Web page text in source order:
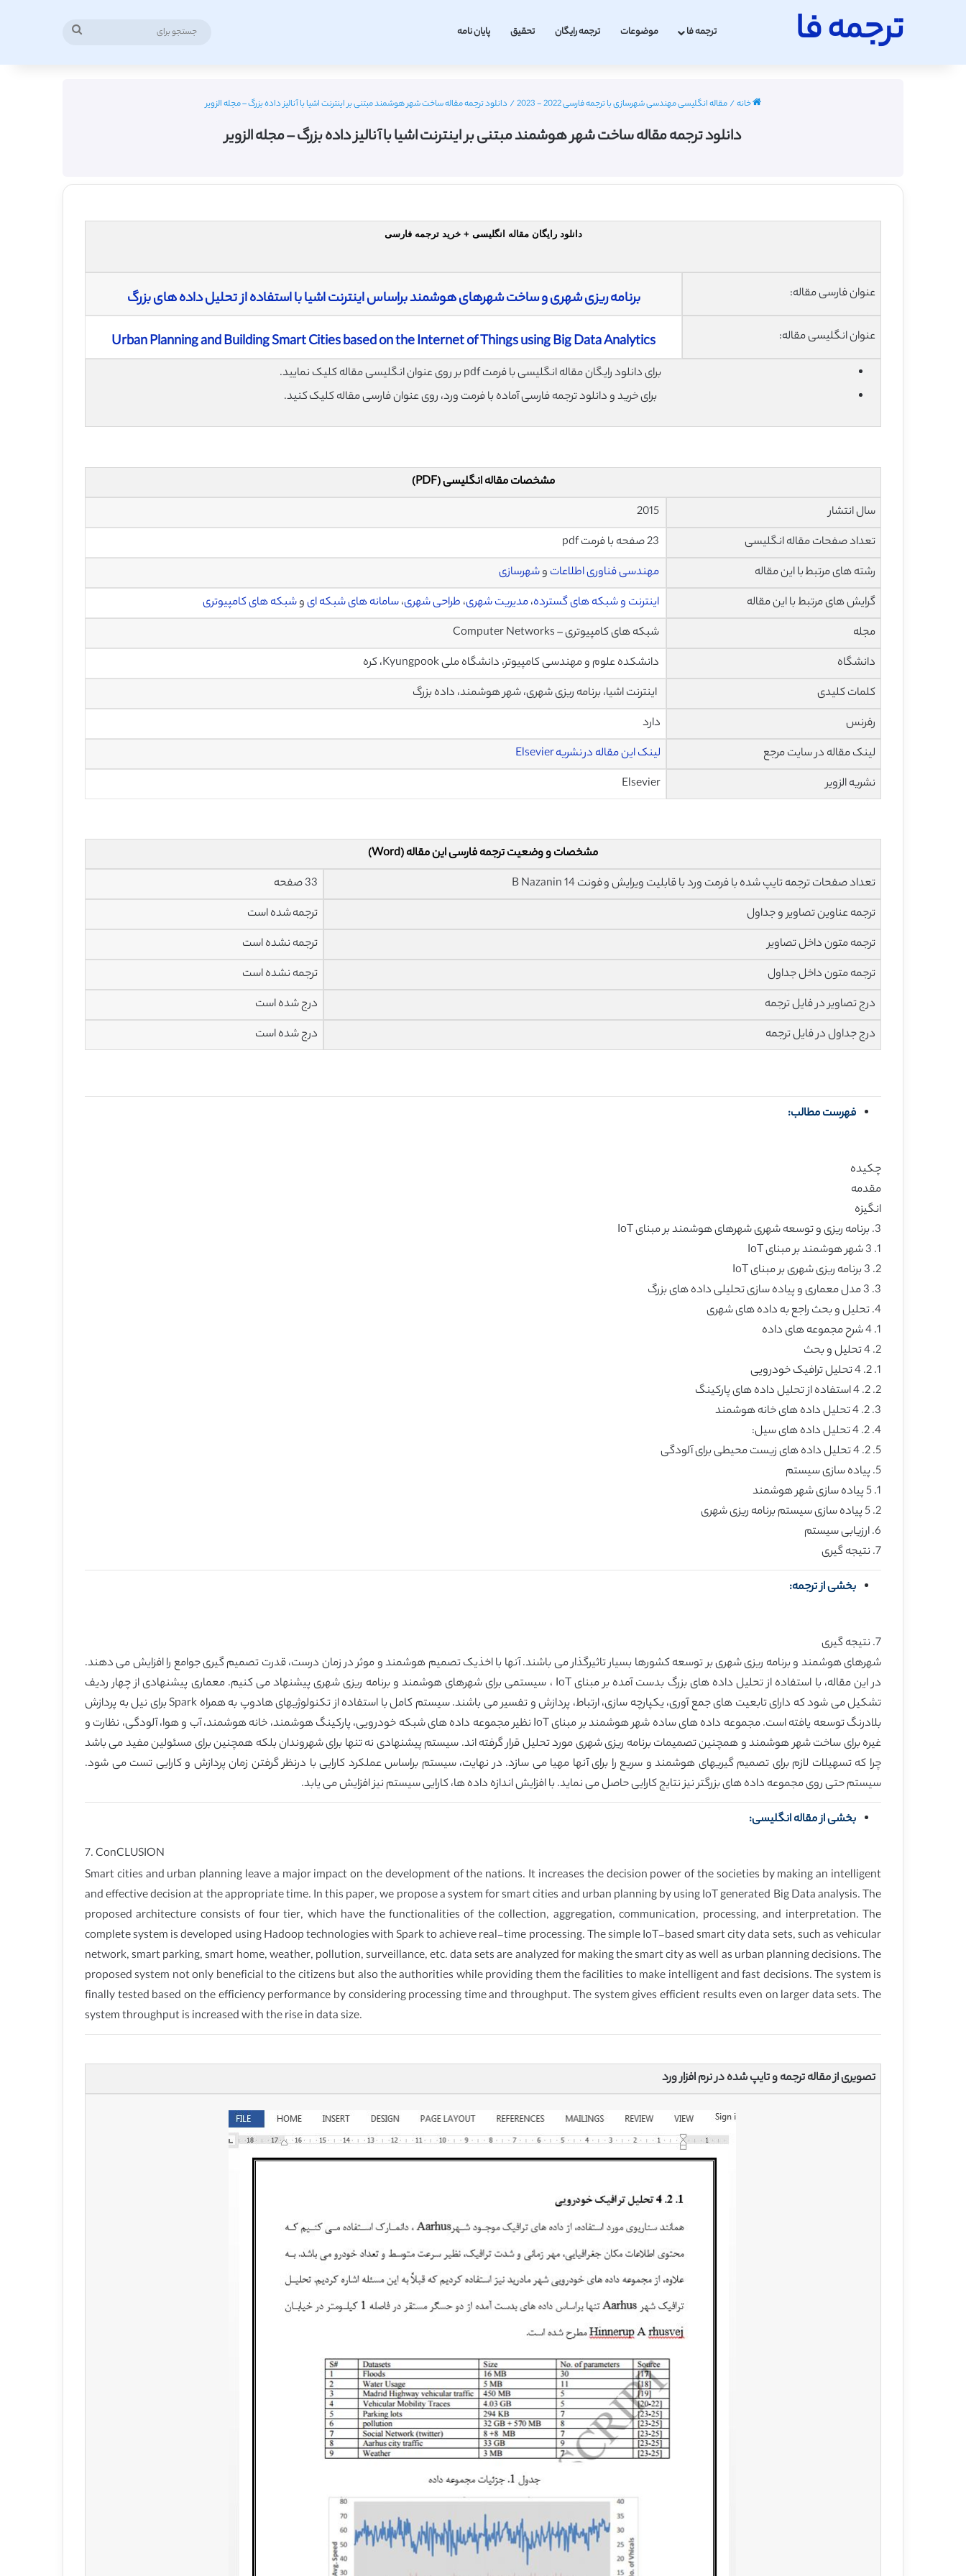
ترجمه فا ترجمه فا موضوعات ترجمه رایگان تحقیق پایان نامه
خانه/مقاله انگلیسی مهندسی شهرسازی با ترجمه فارسی 2022 - 2023 / دانلود ترجمه مقاله ساخت شهر هوشمند مبتنی بر اینترنت اشیا با آنالیز داده بزرگ – مجله الزویر
دانلود ترجمه مقاله ساخت شهر هوشمند مبتنی بر اینترنت اشیا با آنالیز داده بزرگ – مجله الزویر
دانلود رایگان مقاله انگلیسی + خرید ترجمه فارسی
عنوان فارسی مقاله: برنامه ریزی شهری و ساخت شهرهای هوشمند براساس اینترنت اشیا با استفاده از تحلیل داده های بزرگ
عنوان انگلیسی مقاله: Urban Planning and Building Smart Cities based on the Internet of Things using Big Data Analytics
برای دانلود رایگان مقاله انگلیسی با فرمت pdf بر روی عنوان انگلیسی مقاله کلیک نمایید.
برای خرید و دانلود ترجمه فارسی آماده با فرمت ورد، روی عنوان فارسی مقاله کلیک کنید.
مشخصات مقاله انگلیسی (PDF)
سال انتشار
تعداد صفحات مقاله انگلیسی
رشته های مرتبط با این مقاله
مهندسی فناوری اطلاعات وشهرسازی
گرایش های مرتبط با این مقاله
اینترنت و شبکه های گسترده،مدیریت شهری، طراحی شهری،سامانه های شبکه ایوشبکه های کامپیوتری
مجله
شبکه های کامپیوتری – Computer Networks
دانشگاه
دانشکده علوم و مهندسی کامپیوتر، دانشگاه ملی Kyungpook، کره
کلمات کلیدی
اینترنت اشیا، برنامه ریزی شهری، شهر هوشمند، داده بزرگ
رفرنس
دارد
لینک مقاله در سایت مرجع
لینک این مقاله در نشریه Elsevier
نشریه الزویر
Elsevier
مشخصات و وضعیت ترجمه فارسی این مقاله (Word)
تعداد صفحات ترجمه تایپ شده با فرمت ورد با قابلیت ویرایش و فونت 14 B Nazanin
33 صفحه
ترجمه عناوین تصاویر و جداول
ترجمه شده است
ترجمه متون داخل تصاویر
ترجمه نشده است
ترجمه متون داخل جداول
ترجمه نشده است
درج تصاویر در فایل ترجمه
درج شده است
درج جداول در فایل ترجمه
درج شده است
فهرست مطالب:
چکیده
مقدمه
انگیزه
3. برنامه ریزی و توسعه شهری شهرهای هوشمند بر مبنای IoT
1. 3 شهر هوشمند بر مبنای IoT
2. 3 برنامه ریزی شهری بر مبنای IoT
3. 3 مدل معماری و پیاده سازی تحلیلی داده های بزرگ
4. تحلیل و بحث راجع به داده های شهری
1. 4 شرح مجموعه های داده
2. 4 تحلیل و بحث
1. 2. 4 تحلیل ترافیک خودرویی
2. 2. 4 استفاده از تحلیل داده های پارکینگ
3. 2. 4 تحلیل داده های خانه هوشمند
4. 2. 4 تحلیل داده های سیل:
5. 2. 4 تحلیل داده های زیست محیطی برای آلودگی
5. پیاده سازی سیستم
1. 5 پیاده سازی شهر هوشمند
2. 5 پیاده سازی سیستم برنامه ریزی شهری
6. ارزیابی سیستم
7. نتیجه گیری
بخشی از ترجمه:
7. نتیجه گیری
شهرهای هوشمند و برنامه ریزی شهری بر توسعه کشورها بسیار تاثیرگذار می باشند. آنها با اخذیک تصمیم هوشمند و موثر در زمان درست، قدرت تصمیم گیری جوامع را افزایش می دهند.
در این مقاله، با استفاده از تحلیل داده های بزرگ بدست آمده بر مبنای IoT ، سیستمی برای شهرهای هوشمند و برنامه ریزی شهری پیشنهاد می کنیم. معماری پیشنهادی از چهار ردیف
تشکیل می شود که دارای تابعیت های جمع آوری، یکپارچه سازی، ارتباط، پردازش و تفسیر می باشند. سیستم کامل با استفاده از تکنولوژیهای هادوپ به همراه Spark برای نیل به پردازش
بلادرنگ توسعه یافته است. مجموعه داده های ساده شهر هوشمند بر مبنای IoT نظیر مجموعه داده های شبکه خودرویی، پارکینگ هوشمند، خانه هوشمند، آب و هوا، آلودگی، نظارت و
غیره برای ساخت شهر هوشمند و همچنین تصمیمات برنامه ریزی شهری مورد تحلیل قرار گرفته اند. سیستم پیشنهادی نه تنها برای شهروندان بلکه همچنین برای مسئولین مفید می باشد
چرا که تسهیلات لازم برای تصمیم گیریهای هوشمند و سریع را برای آنها مهیا می سازد. در نهایت، سیستم براساس عملکرد کارایی با درنظر گرفتن زمان پردازش و کارایی تست می شود.
سیستم حتی روی مجموعه داده های بزرگتر نیز نتایج کارایی حاصل می نماید. با افزایش اندازه داده ها، کارایی سیستم نیز افزایش می یابد.
بخشی از مقاله انگلیسی:
7. ConCLUSION
Smart cities and urban planning leave a major impact on the development of the nations. It increases the decision power of the societies by making an intelligent
and effective decision at the appropriate time. In this paper, we propose a system for smart cities and urban planning by using IoT generated Big Data analysis. The
proposed architecture consists of four tier, which have the functionalities of the collection, aggregation, communication, processing, and interpretation. The
complete system is developed using Hadoop technologies with Spark to achieve real-time processing. The simple IoT-based smart city data sets, such as vehicular
network, smart parking, smart home, weather, pollution, surveillance, etc. data sets are analyzed for making the smart city as well as urban planning decisions. The
proposed system not only beneficial to the citizens but also the authorities while providing them the facilities to make intelligent and fast decisions. The system is
finally tested based on the efficiency performance by considering processing time and throughput. The system gives efficient results even on larger data sets. The
system throughput is increased with the rise in data size.
تصویری از مقاله ترجمه و تایپ شده در نرم افزار ورد